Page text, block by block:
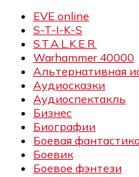
EVE online
S-T-I-K-S
S.T.A.L.K.E.R.
Warhammer 40000
Альтернативная
Аудиосказки
Аудиоспектакль
Бизнес
Биографии
Боевая
Боевик
Боевое фэнтези